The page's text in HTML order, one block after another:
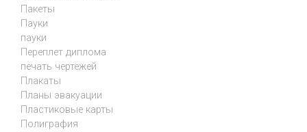
Пакеты
Пауки
пауки
Переплет диплома
печать чертежей
Плакаты
Планы эвакуации
Пластиковые карты
Полиграфия